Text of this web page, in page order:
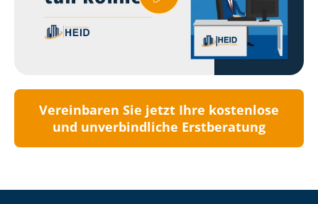
Vereinbaren Sie jetzt Ihre kostenlose
und unverbindliche Erstberatung